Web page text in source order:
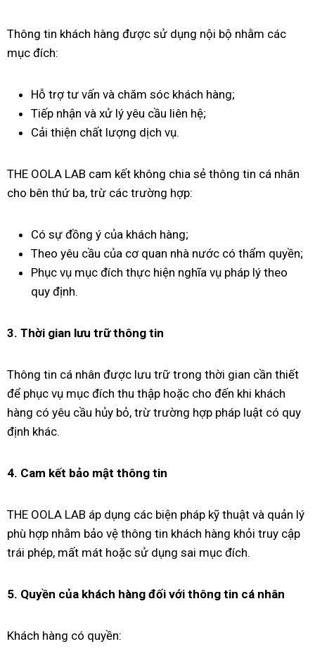
Thông tin khách hàng được sử dụng nội bộ nhằm các
mục đích:
Hỗ trợ tư vấn và chăm sóc khách hàng;
Tiếp nhận và xử lý yêu cầu liên hệ;
Cải thiện chất lượng dịch vụ.
THE OOLA LAB cam kết không chia sẻ thông tin cá nhân
cho bên thứ ba, trừ các trường hợp:
Có sự đồng ý của khách hàng;
Theo yêu cầu của cơ quan nhà nước có thẩm quyền;
Phục vụ mục đích thực hiện nghĩa vụ pháp lý theo
quy định.
3. Thời gian lưu trữ thông tin
Thông tin cá nhân được lưu trữ trong thời gian cần thiết
để phục vụ mục đích thu thập hoặc cho đến khi khách
hàng có yêu cầu hủy bỏ, trừ trường hợp pháp luật có quy
định khác.
4. Cam kết bảo mật thông tin
THE OOLA LAB áp dụng các biện pháp kỹ thuật và quản lý
phù hợp nhằm bảo vệ thông tin khách hàng khỏi truy cập
trái phép, mất mát hoặc sử dụng sai mục đích.
5. Quyền của khách hàng đối với thông tin cá nhân
Khách hàng có quyền: